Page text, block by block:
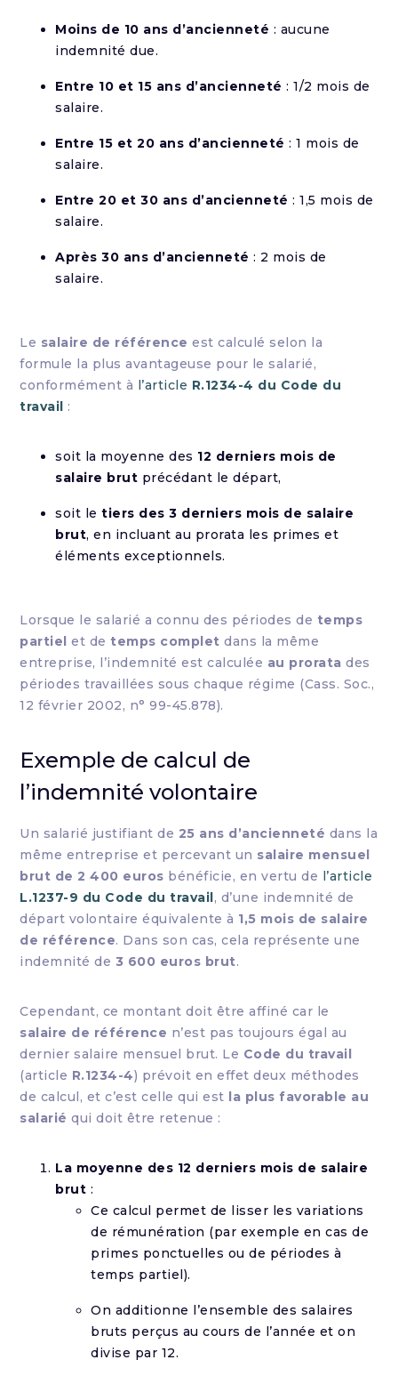
Moins de 10 ans d’ancienneté : aucune
indemnité due.
Entre 10 et 15 ans d’ancienneté : 1/2 mois de
salaire.
Entre 15 et 20 ans d’ancienneté : 1 mois de
salaire.
Entre 20 et 30 ans d’ancienneté : 1,5 mois de
salaire.
Après 30 ans d’ancienneté : 2 mois de
salaire.
Le salaire de référence est calculé selon la
formule la plus avantageuse pour le salarié,
conformément à l’article R.1234-4 du Code du
travail :
soit la moyenne des 12 derniers mois de
salaire brut précédant le départ,
soit letiers des 3 derniers mois de salaire
brut, en incluant au prorata les primes et
éléments exceptionnels.
Lorsque le salarié a connu des périodes de temps
partiel et de temps complet dans la même
entreprise, l’indemnité est calculée au prorata des
périodes travaillées sous chaque régime (Cass. Soc.,
12 février 2002, n° 99-45.878).
Exemple de calcul de
l’indemnité volontaire
Un salarié justifiant de 25 ans d’ancienneté dans la
même entreprise et percevant un salaire mensuel
brut de 2 400 euros bénéficie, en vertu de l’article
L.1237-9 du Code du travail, d’une indemnité de
départ volontaire équivalente à 1,5 mois de salaire
de référence. Dans son cas, cela représente une
indemnité de 3 600 euros brut.
Cependant, ce montant doit être affiné car le
salaire de référence n’est pas toujours égal au
dernier salaire mensuel brut. Le Code du travail
(article R.1234-4) prévoit en effet deux méthodes
de calcul, et c’est celle qui est la plus favorable au
salarié qui doit être retenue :
La moyenne des 12 derniers mois de salaire
brut :
Ce calcul permet de lisser les variations
de rémunération (par exemple en cas de
primes ponctuelles ou de périodes à
temps partiel).
On additionne l’ensemble des salaires
bruts perçus au cours de l’année et on
divise par 12.